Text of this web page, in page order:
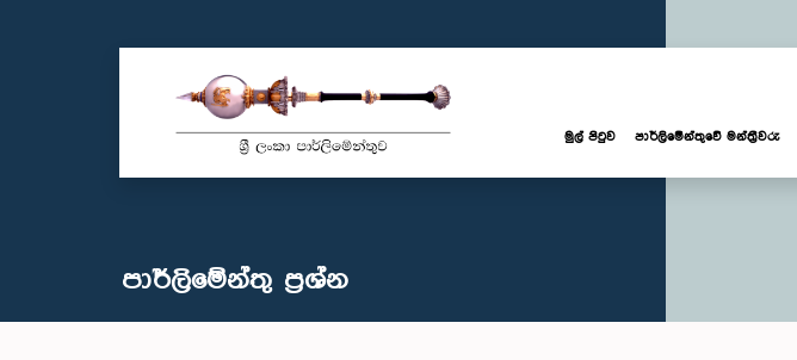
මුල් පිටුව පාර්ලි‌මේන්තුවේ මන්ත්‍රීවරු
පාර්ලි‌මේන්තු‌ ප්‍රශ්න